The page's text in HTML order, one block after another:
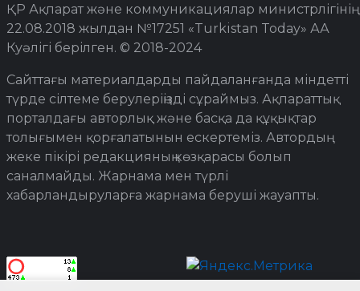
ҚР Ақпарат және коммуникациялар министрлігінің
22.08.2018 жылдан №17251 «Turkistan Today» АА
Куәлігі берілген. © 2018-2024
Сайттағы материалдарды пайдаланғанда міндетті
түрде сілтеме берулеріңізді сұраймыз. Ақпараттық
порталдағы авторлық және басқа да құқықтар
толығымен қорғалатынын ескертеміз. Автордың
жеке пікірі редакцияның көзқарасы болып
саналмайды. Жарнама мен түрлі
хабарландыруларға жарнама беруші жауапты.